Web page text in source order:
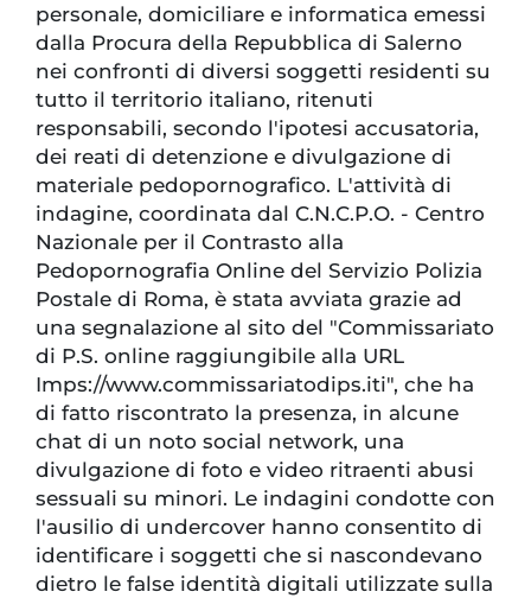
personale, domiciliare e informatica emessi
dalla Procura della Repubblica di Salerno
nei confronti di diversi soggetti residenti su
tutto il territorio italiano, ritenuti
responsabili, secondo l'ipotesi accusatoria,
dei reati di detenzione e divulgazione di
materiale pedopornografico. L'attività di
indagine, coordinata dal C.N.C.P.O. - Centro
Nazionale per il Contrasto alla
Pedopornografia Online del Servizio Polizia
Postale di Roma, è stata avviata grazie ad
una segnalazione al sito del "Commissariato
di P.S. online raggiungibile alla URL
Imps://www.commissariatodips.iti", che ha
di fatto riscontrato la presenza, in alcune
chat di un noto social network, una
divulgazione di foto e video ritraenti abusi
sessuali su minori. Le indagini condotte con
l'ausilio di undercover hanno consentito di
identificare i soggetti che si nascondevano
dietro le false identità digitali utilizzate sulla